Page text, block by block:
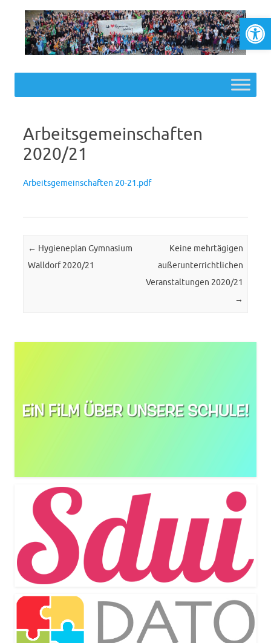
Arbeitsgemeinschaften
2020/21
Arbeitsgemeinschaften 20-21.pdf
Post navigation
← Hygieneplan Gymnasium
Walldorf 2020/21
Keine mehrtägigen
außerunterrichtlichen
Veranstaltungen 2020/21
→